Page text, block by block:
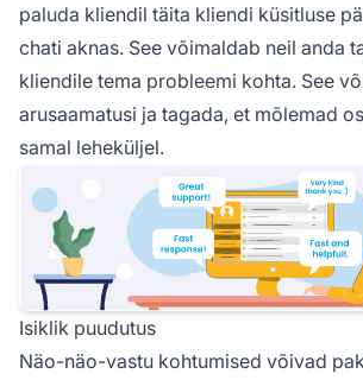
paluda kliendil täita kliendi küsitluse
chati aknas. See võimaldab neil anda
kliendile tema probleemi kohta. See
arusaamatusi ja tagada, et mõlemad
samal leheküljel.
Isiklik puudutus
Näo-näo-vastu kohtumised võivad